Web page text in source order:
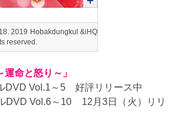
2019 Hobakdungkul &iHQ
reserved.
運命と怒り～」
DVD Vol.1～5 好評リリース中
DVD Vol.6～10 12月3日（火）リリ